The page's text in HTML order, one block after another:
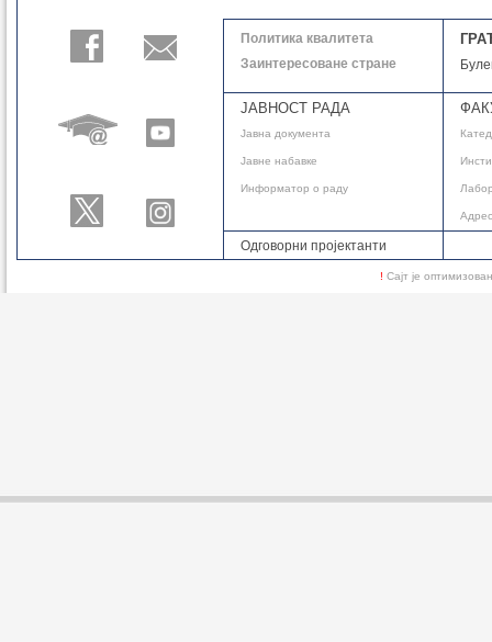
Политика квалитета
Заинтересоване стране
ЈАВНОСТ РАДА
Јавнa документа
Јавне набавке
Информатор о раду
Одговорни пројектанти
! Сајт је